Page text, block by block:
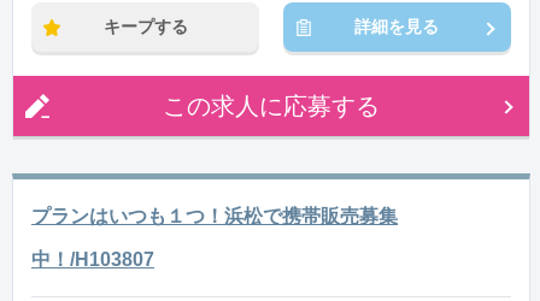
キープする 詳細を見る
この求人に応募する
プランはいつも１つ！浜松で携帯販売募集
中！/H103807